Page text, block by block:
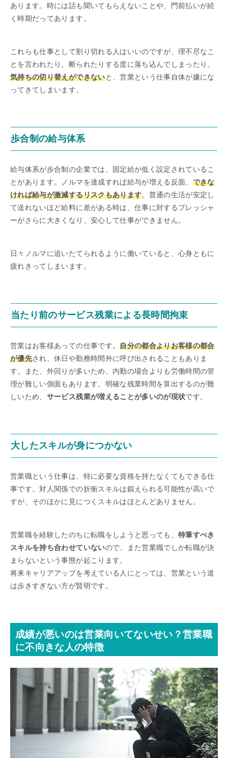
あります。時には話も聞いてもらえないことや、門前払いが続
く時期だってあります。
これらも仕事として割り切れる人はいいのですが、理不尽なこ
とを言われたり、断られたりする度に落ち込んでしまったり、
気持ちの切り替えができないと、営業という仕事自体が嫌にな
ってきてしまいます。
歩合制の給与体系
給与体系が歩合制の企業では、固定給が低く設定されているこ
とがあります。ノルマを達成すれば給与が増える反面、 できな
ければ給与が激減するリスクもあります。普通の生活が安定し
て送れないほど給料に差がある時は、仕事に対するプレッシャ
ーがさらに大きくなり、安心して仕事ができません。
日々ノルマに追いたてられるように働いていると、心身ともに
疲れきってしまいます。
当たり前のサービス残業による長時間拘束
営業はお客様あっての仕事です。自分の都合よりお客様の都合
が優先され、休日や勤務時間外に呼び出されることもありま
す。また、外回りが多いため、内勤の場合よりも労働時間の管
理が難しい側面もあります。明確な残業時間を算出するのが難
しいため、 サービス残業が増えることが多いのが現状です。
大したスキルが身につかない
営業職という仕事は、特に必要な資格を持たなくてもできる仕
事です。対人関係での折衝スキルは鍛えられる可能性が高いで
すが、そのほかに見につくスキルはほとんどありません。
営業職を経験したのちに転職をしようと思っても、特筆すべき
スキルを持ち合わせていないので、また営業職でしか転職が決
まらないという事態が起こります。
将来キャリアアップを考えている人にとっては、営業という道
は歩きすぎない方が賢明です。
成績が悪いのは営業向いてないせい？営業職
に不向きな人の特徴